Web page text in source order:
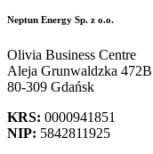
Neptun Energy Sp. z o.o.
Olivia Business Centre
Aleja Grunwaldzka 472B
80-309 Gdańsk
KRS: 0000941851
NIP: 5842811925